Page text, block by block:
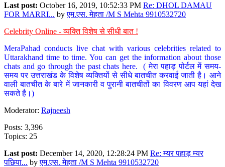
Last post: October 16, 2019, 10:52:33 PM Re: DHOL DAMAU
FOR MARRI... byएम.एस. मेहता /M S Mehta 9910532720
Celebrity Online - व्यक्ति विशेष से सीधी बात !
MeraPahad conducts live chat with various celebrities related to
Uttarakhand time to time. You can get the information about those
chats and go through the past chats here. ( मेरा पहाड़ पोर्टल में समय-
समय पर उत्तराखंड के विशेष व्यक्तियों से सीधे बातचीत करवाई जाती है। आने
वाली बातचीत के बारे में जानकारी व पुरानी बातचीतों का विवरण आप यहां देख
सकते है।)
Moderator: Rajneesh
Posts: 3,396
Topics: 25
Last post: December 14, 2020, 12:28:24 PM Re: म्यर पहाड़ म्यर
पछिया... byएम.एस. मेहता /M S Mehta 9910532720